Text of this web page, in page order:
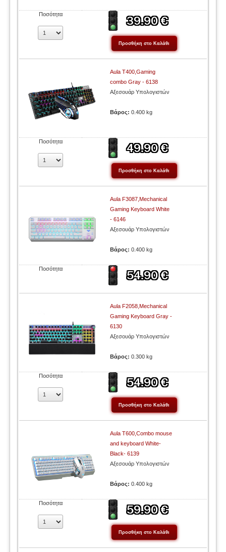
Ποσότητα
Aula T400,Gaming
combo Gray - 6138
Αξεσουάρ Υπολογιστών
Βάρος:0.400 kg
Ποσότητα
Aula F3087,Mechanical
Gaming Keyboard White
- 6146
Αξεσουάρ Υπολογιστών
Βάρος:0.400 kg
Ποσότητα
Aula F2058,Mechanical
Gaming Keyboard Gray -
6130
Αξεσουάρ Υπολογιστών
Βάρος:0.300 kg
Ποσότητα
Aula T600,Combo mouse
and keyboard White-
Black- 6139
Αξεσουάρ Υπολογιστών
Βάρος:0.400 kg
Ποσότητα